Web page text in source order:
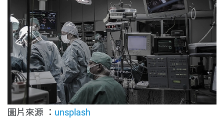
圖片來源 ： unsplash